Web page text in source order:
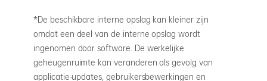
*De beschikbare interne opslag kan kleiner zijn
omdat een deel van de interne opslag wordt
ingenomen door software. De werkelijke
geheugenruimte kan veranderen als gevolg van
applicatie-updates, gebruikersbewerkingen en